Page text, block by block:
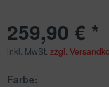
259,90 € *
inkl. MwSt. zzgl.
Farbe: